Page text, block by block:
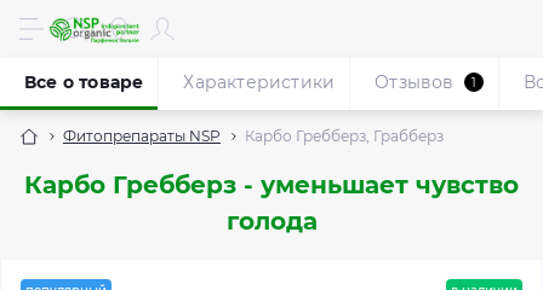
Фитопрепараты NSP Карбо Гребберз, Грабберз
Карбо Гребберз - уменьшает чувство
голода
Все о товаре Характеристики Отзывов 1